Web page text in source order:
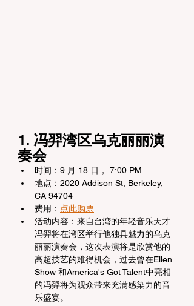
1. 冯羿湾区乌克丽丽演
奏会
时间：9 月 18 日， 7:00 PM
地点：2020 Addison St, Berkeley,
CA 94704
费用： 点此购票
活动内容：来自台湾的年轻音乐天才
冯羿将在湾区举行他独具魅力的乌克
丽丽演奏会，这次表演将是欣赏他的
高超技艺的难得机会，过去曾在Ellen
Show 和America's Got Talent中亮相
的冯羿将为观众带来充满感染力的音
乐盛宴。